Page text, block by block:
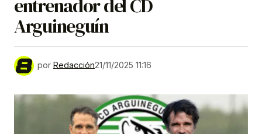
entrenador del CD
Arguineguín
por Redacción21/11/2025 11:16